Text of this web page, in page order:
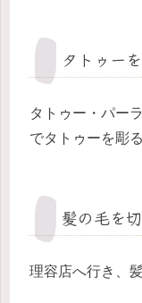
タトゥー
タトゥー・パー
でタトゥーを彫る
髪の毛を
理容店へ行き、